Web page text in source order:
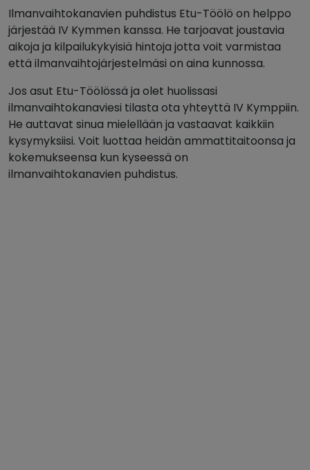
Ilmanvaihtokanavien puhdistus Etu-Töölö on helppo
järjestää IV Kymmen kanssa. He tarjoavat joustavia
aikoja ja kilpailukykyisiä hintoja jotta voit varmistaa
että ilmanvaihtojärjestelmäsi on aina kunnossa.
Jos asut Etu-Töölössä ja olet huolissasi
ilmanvaihtokanaviesi tilasta ota yhteyttä IV Kymppiin.
He auttavat sinua mielellään ja vastaavat kaikkiin
kysymyksiisi. Voit luottaa heidän ammattitaitoonsa ja
kokemukseensa kun kyseessä on
ilmanvaihtokanavien puhdistus.